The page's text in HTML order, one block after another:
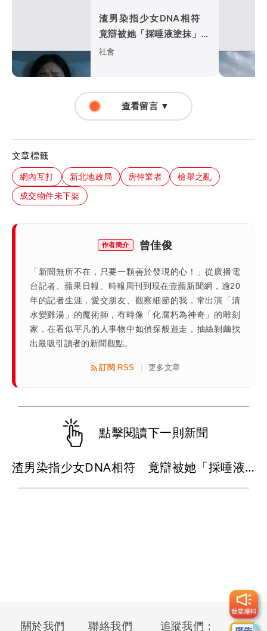
渣男染指少女DNA相符
竟辯被她「採唾液塗抹」陷
害！法官怒了
社會
查看留言 ▼
文章標籤
網內互打 新北地政局 房仲業者
檢舉之亂
成交物件未下架
作者簡介 曾佳俊
「新聞無所不在，只要一顆善於發現的心！」從廣播電
台記者、蘋果日報、時報周刊到現在壹蘋新聞網，逾20
年的記者生涯，愛交朋友、觀察細節的我，常出演「清
水變雞湯」的魔術師，有時像「化腐朽為神奇」的雕刻
家，在看似平凡的人事物中如偵探般遊走，抽絲剝繭找
出最吸引讀者的新聞觀點。
訂閱 RSS 更多文章
點擊閱讀下一則新聞
渣男染指少女DNA相符 竟辯被她「採唾液塗抹」陷害！法官怒了
關於我們 聯絡我們 追蹤我們：